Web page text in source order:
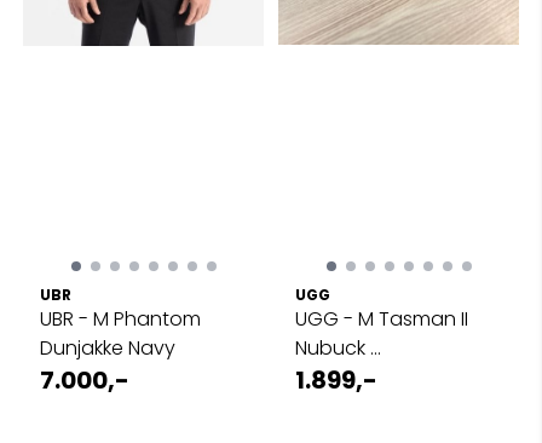
UBR
UBR - M Phantom
Dunjakke Navy
7.000,-
UGG
UGG - M Tasman II
Nubuck ...
1.899,-